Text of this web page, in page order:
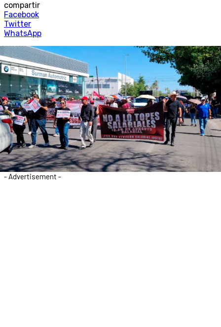
compartir
Facebook
Twitter
WhatsApp
- Advertisement -